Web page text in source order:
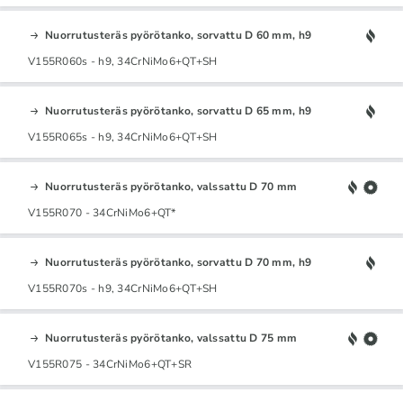
Nuorrutusteräs pyörötanko, sorvattu D 60 mm, h9
V155R060s - h9, 34CrNiMo6+QT+SH
Nuorrutusteräs pyörötanko, sorvattu D 65 mm, h9
V155R065s - h9, 34CrNiMo6+QT+SH
Nuorrutusteräs pyörötanko, valssattu D 70 mm
V155R070 - 34CrNiMo6+QT*
Nuorrutusteräs pyörötanko, sorvattu D 70 mm, h9
V155R070s - h9, 34CrNiMo6+QT+SH
Nuorrutusteräs pyörötanko, valssattu D 75 mm
V155R075 - 34CrNiMo6+QT+SR